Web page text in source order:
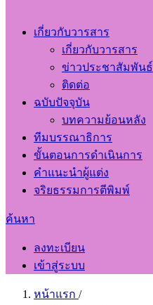
เกี่ยวกับวารสาร
เกี่ยวกับวารสาร
ข่าวประชาสัมพันธ์
ติดต่อ
ฉบับปัจจุบัน
บทความย้อนหลัง
ทีมบรรณาธิการ
ขั้นตอนการดำเนินการ
คำแนะนำผู้แต่ง
จริยธรรมการตีพิมพ์
ค้นหา
ลงทะเบียน
เข้าสู่ระบบ
หน้าแรก /